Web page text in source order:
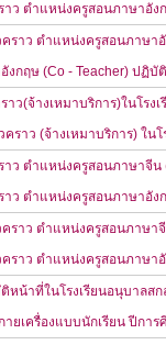
ว ตำแหน่งครูสอนภาษาอัง
ราว ตำแหน่งครูสอนภาษา
กฤษ (Co - Teacher) ปฏิบั
ว(จ้างเหมาบริการ)ในโรง
ราว (จ้างเหมาบริการ) ใน
าว ตำแหน่งครูสอนภาษาจีน
ว ตำแหน่งครูสอนภาษาอัง
ราว ตำแหน่งครูสอนภาษา
ราว ตำแหน่งครูสอนภาษา
น้าที่ในโรงเรียนอนุบาลสก
ยเครื่องแบบนักเรียน ปีการ